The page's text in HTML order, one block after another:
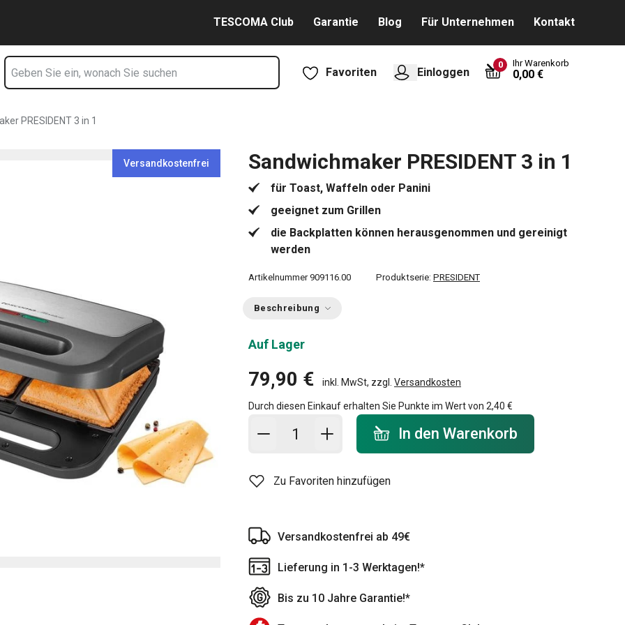
TESCOMA Club Garantie Blog Für Unternehmen Kontakt
Favoriten Einloggen
0 Ihr Warenkorb
0,00 €
PRESIDENT 3 in 1
Versandkostenfrei Sandwichmaker PRESIDENT 3 in 1
für Toast, Waffeln oder Panini
geeignet zum Grillen
die Backplatten können herausgenommen und gereinigt
werden
Artikelnummer 909116.00 Produktserie: PRESIDENT
Beschreibung
Auf Lager
79,90 € inkl. MwSt, zzgl. Versandkosten
Durch diesen Einkauf erhalten Sie Punkte im Wert von 2,40 €
In den Warenkorb - Menge
In den Warenkorb
Zu Favoriten hinzufügen
Versandkostenfrei ab 49€
Lieferung in 1-3 Werktagen!*
Bis zu 10 Jahre Garantie!*